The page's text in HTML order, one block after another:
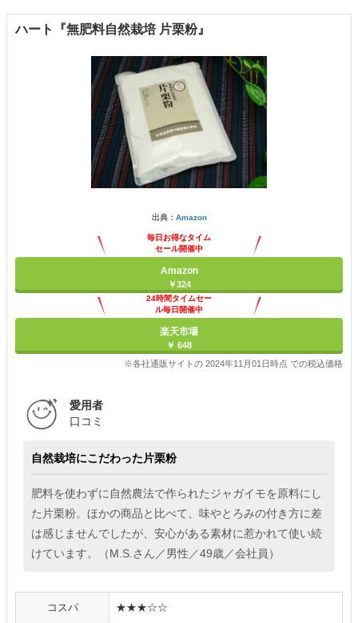
ハート『無肥料自然栽培 片栗粉』
出典： Amazon
毎日お得なタイム
セール開催中
Amazon
￥324
24時間タイムセー
ル毎日開催中
楽天市場
￥ 648
※各社通販サイトの 2024年11月01日時点 での税込価格
愛用者
口コミ
自然栽培にこだわった片栗粉
肥料を使わずに自然農法で作られたジャガイモを原料にし
た片栗粉。ほかの商品と比べて、味やとろみの付き方に差
は感じませんでしたが、安心がある素材に惹かれて使い続
けています。（M.S.さん／男性／49歳／会社員）
コスパ ★★★☆☆